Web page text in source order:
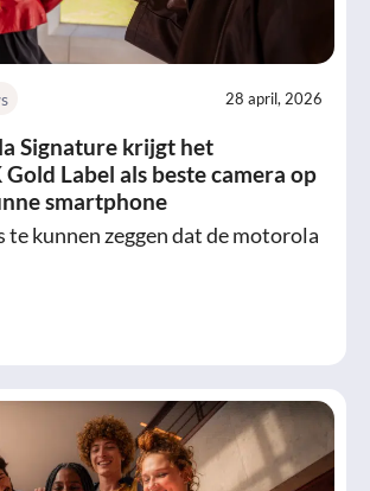
28 april, 2026
Signature krijgt het
Label als beste camera op
smartphone
kunnen zeggen dat de motorola